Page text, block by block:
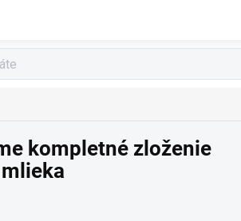
kompletné zloženie